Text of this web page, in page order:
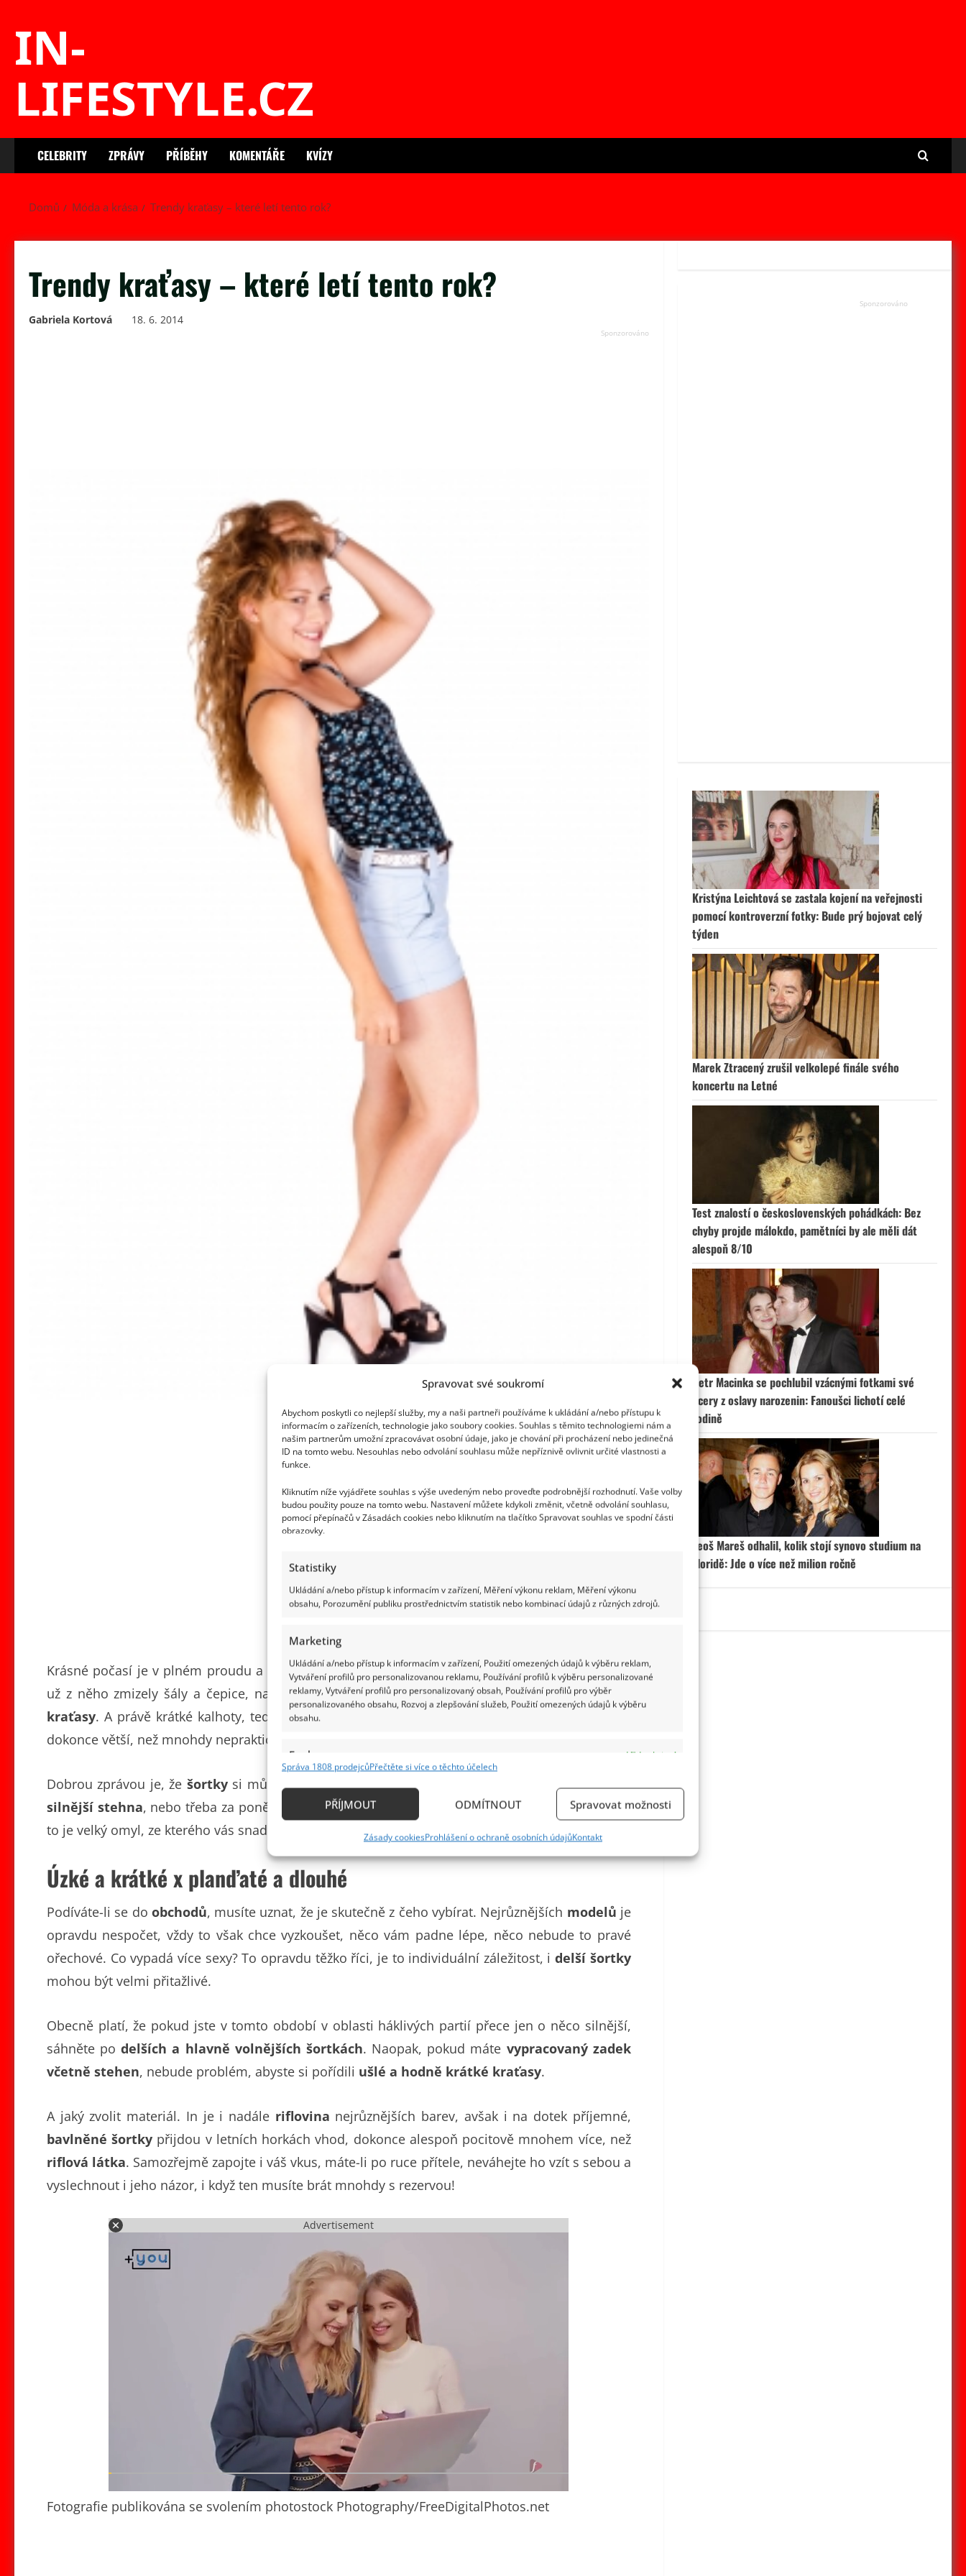
Spravovat své soukromí
Abychom poskytli co nejlepší služby, my a naši partneři používáme k ukládání a/nebo přístupu k
informacím o zařízeních, technologie jako soubory cookies. Souhlas s těmito technologiemi nám a
našim partnerům umožní zpracovávat osobní údaje, jako je chování při procházení nebo jedinečná
ID na tomto webu. Nesouhlas nebo odvolání souhlasu může nepříznivě ovlivnit určité vlastnosti a
funkce.
Kliknutím níže vyjádřete souhlas s výše uvedeným nebo proveďte podrobnější rozhodnutí. Vaše volby
budou použity pouze na tomto webu. Nastavení můžete kdykoli změnit, včetně odvolání souhlasu,
pomocí přepínačů v Zásadách cookies nebo kliknutím na tlačítko Spravovat souhlas ve spodní části
obrazovky.
Statistiky
Ukládání a/nebo přístup k informacím v zařízení, Měření výkonu reklam, Měření výkonu
obsahu, Porozumění publiku prostřednictvím statistik nebo kombinací údajů z různých zdrojů.
Marketing
Ukládání a/nebo přístup k informacím v zařízení, Použití omezených údajů k výběru reklam,
Vytváření profilů pro personalizovanou reklamu, Používání profilů k výběru personalizované
reklamy, Vytváření profilů pro personalizovaný obsah, Používání profilů pro výběr
personalizovaného obsahu, Rozvoj a zlepšování služeb, Použití omezených údajů k výběru
obsahu.
Funkce
Vždy aktivní
Identifikace zařízení na základě automaticky přenášených informací.
základě aktivně požadovaných informací.
Zajištění bezpečnosti, předcházení a zjišťování podvodů a
obsahu, Ukládání a sdělování voleb ochrany osobních údajů.
Správa 1808 prodejcůPřečtěte si více o těchto účelech
PŘÍJMOUT ODMÍTNOUT Spravovat možnosti
Zásady cookiesProhlášení o ochraně osobních údajůKontakt
IN-
LIFESTYLE.CZ
CELEBRITY ZPRÁVY PŘÍBĚHY KOMENTÁŘE KVÍZY
Domů Móda a krása Trendy kraťasy – které letí tento rok?
Trendy kraťasy – které letí tento rok?
Gabriela Kortová 18. 6. 2014
Krásné počasí je v plném proudu a podle toho by měl vypadat i nášaktuální šatník. Naštěstí
už z něho zmizely šály a čepice, naopak se o místo v něm začaly hlásitletní tílka, trička a
kraťasy. A právě krátké kalhoty, tedy šortky a
dokonce větší, než mnohdy nepraktické sukně!
Dobrou zprávou je, že šortkysi může obléct každá z vás. Kolikrát se nejedna žena stydí za svá
silnější stehna, nebo třeba za poněkud větší zadek. Říká si, že kraťasynejsou pro ni, ale pozor,
to je velký omyl, ze kterého vás snad vyvedeme.
Úzké a krátké x planďaté a dlouhé
Podíváte-li se do obchodů, musíte uznat, že je skutečně z čeho vybírat. Nejrůznějších modelů je
opravdu nespočet, vždy to však chce vyzkoušet, něco vám padne lépe, něco nebude to pravé
ořechové. Co vypadá více sexy? To opravdu těžko říci, je to individuální záležitost, idelší šortky
mohou být velmi přitažlivé.
Obecně platí, že pokud jste v tomto období v oblasti háklivých partií přece jen o něco silnější,
sáhněte podelších a hlavně volnějších šortkách. Naopak, pokud máte vypracovaný zadek
včetně stehen, nebude problém, abyste si pořídili ušlé a hodně krátké kraťasy.
A jaký zvolit materiál. In je i nadále riflovina nejrůznějších barev, avšak i na dotek příjemné,
bavlněné šortky přijdou v letních horkách vhod, dokonce alespoň pocitově mnohem více, než
riflová látka. Samozřejmě zapojte i váš vkus, máte-li po ruce přítele, neváhejte ho vzít s sebou a
vyslechnout i jeho názor, i když ten musíte brát mnohdy s rezervou!
Advertisement
Fotografie publikována se svolením photostock Photography/FreeDigitalPhotos.net
Kristýna Leichtová se zastala kojení na veřejnosti
pomocí kontroverzní fotky: Bude prý bojovat celý
týden
Marek Ztracený zrušil velkolepé finále svého
koncertu na Letné
Test znalostí o československých pohádkách: Bez
chyby projde málokdo, pamětníci by ale měli dát
alespoň 8/10
Petr Macinka se pochlubil vzácnými fotkami své
dcery z oslavy narozenin: Fanoušci lichotí celé
rodině
Leoš Mareš odhalil, kolik stojí synovo studium na
Floridě: Jde o více než milion ročně